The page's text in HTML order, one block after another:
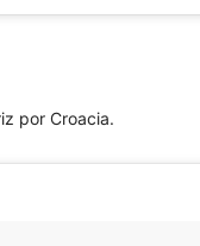
por Croacia.